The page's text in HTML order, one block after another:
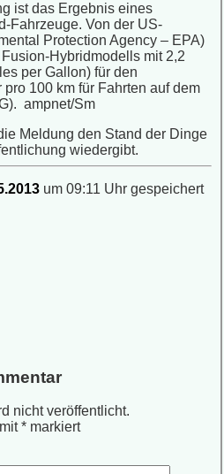
ist das Ergebnis eines
Fahrzeuge. Von der US-
Protection Agency – EPA)
Hybridmodells mit 2,2
per Gallon) für den
100 km für Fahrten auf dem
ampnet/Sm
Meldung den Stand der Dinge
wiedergibt.
um 09:11 Uhr gespeichert
nicht veröffentlicht.
* markiert